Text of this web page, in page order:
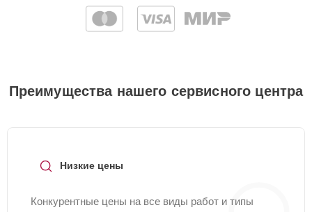
Преимущества нашего сервисного центра
Низкие цены
Конкурентные цены на все виды работ и типы